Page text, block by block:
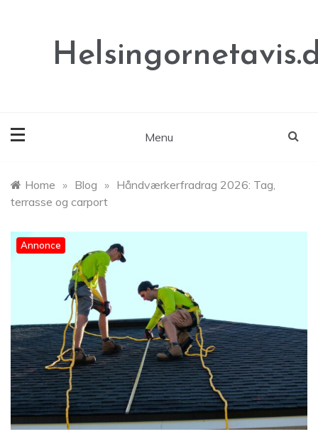
Menu
Home » Blog » Håndværkerfradrag 2026: Tag,
terrasse og carport
Annonce